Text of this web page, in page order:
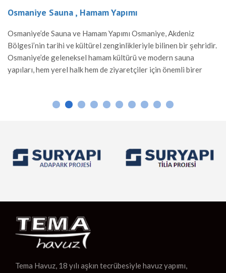
Osmaniye Sauna , Hamam Yapımı
Osmaniye’de Sauna ve Hamam Yapımı Osmaniye, Akdeniz
Bölgesi’nin tarihi ve kültürel zenginlikleriyle bilinen bir şehridir.
Osmaniye’de geleneksel hamam kültürü ve modern sauna
yapıları, hem yerel halk hem de ziyaretçiler için önemli birer
gibi dayanıklı malzemelerle yapılan hamamlar, sıcak suyun […]
Tema Havuz, 18 yılı aşkın tecrübesiyle havuz yapımı,